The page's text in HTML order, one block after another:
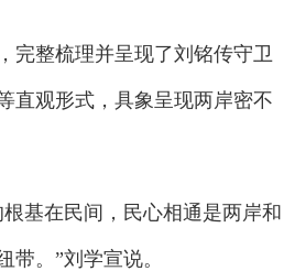
整梳理并呈现了刘铭传守卫
直观形式，具象呈现两岸密不
基在民间，民心相通是两岸和
。”刘学宣说。